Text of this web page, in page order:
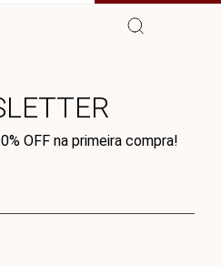
OFF na primeira compra!